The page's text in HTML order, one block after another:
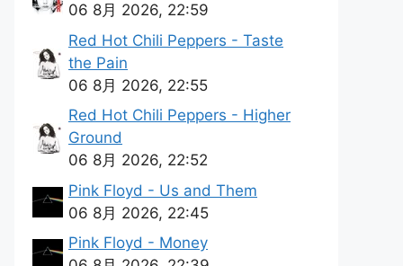
06 8月 2026, 22:59
Red Hot Chili Peppers - Taste
the Pain
06 8月 2026, 22:55
Red Hot Chili Peppers - Higher
Ground
06 8月 2026, 22:52
Pink Floyd - Us and Them
06 8月 2026, 22:45
Pink Floyd - Money